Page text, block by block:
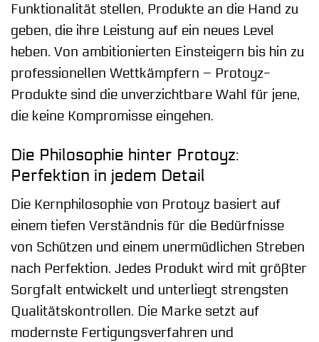
Funktionalität stellen, Produkte an die Hand zu
geben, die ihre Leistung auf ein neues Level
heben. Von ambitionierten Einsteigern bis hin zu
professionellen Wettkämpfern – Protoyz-
Produkte sind die unverzichtbare Wahl für jene,
die keine Kompromisse eingehen.
Die Philosophie hinter Protoyz:
Perfektion in jedem Detail
Die Kernphilosophie von Protoyz basiert auf
einem tiefen Verständnis für die Bedürfnisse
von Schützen und einem unermüdlichen Streben
nach Perfektion. Jedes Produkt wird mit größter
Sorgfalt entwickelt und unterliegt strengsten
Qualitätskontrollen. Die Marke setzt auf
modernste Fertigungsverfahren und